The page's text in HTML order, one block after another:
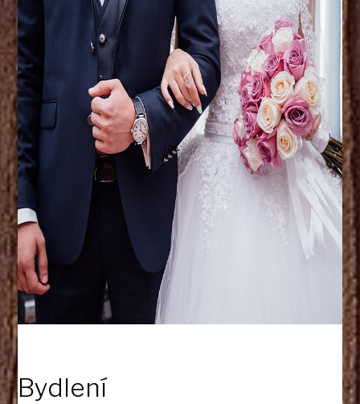
Bydlení